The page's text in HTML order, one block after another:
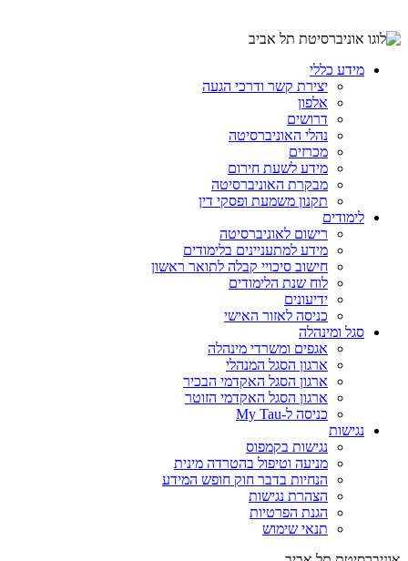
מידע כללי
יצירת קשר ודרכי הגעה
אלפון
דרושים
נהלי האוניברסיטה
מכרזים
מידע לשעת חירום
מבקרת האוניברסיטה
תקנון משמעת ופסקי דין
לימודים
רישום לאוניברסיטה
מידע למתעניינים בלימודים
חישוב סיכויי קבלה לתואר ראשון
לוח שנת הלימודים
ידיעונים
כניסה לאזור האישי
סגל ומינהלה
אגפים ומשרדי מינהלה
ארגון הסגל המנהלי
ארגון הסגל האקדמי הבכיר
ארגון הסגל האקדמי הזוטר
כניסה ל-My Tau
נגישות
נגישות בקמפוס
מניעה וטיפול בהטרדה מינית
הנחיות בדבר חוק חופש המידע
הצהרת נגישות
הגנת הפרטיות
תנאי שימוש